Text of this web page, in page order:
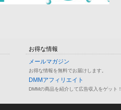
お得な情報
メールマガジン
お得な情報を無料でお届けします。
DMMアフィリエイト
DMMの商品を紹介して広告収入をゲット！